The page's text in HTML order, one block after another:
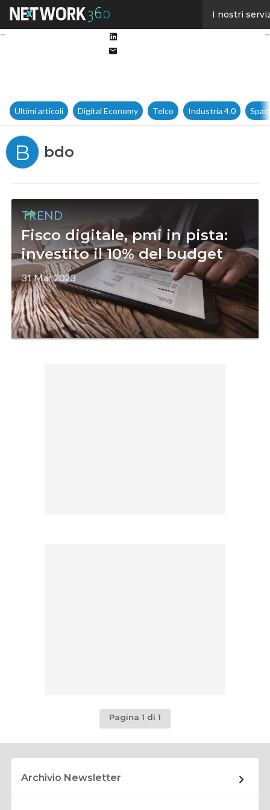
I nostri
Ultimi articoli Digital Economy Telco Industria 4.0
B bdo
TREND
Fisco digitale, pmi in pista:
investito il 10% del budget
31 Mar 2023
Pagina 1 di 1
Archivio Newsletter